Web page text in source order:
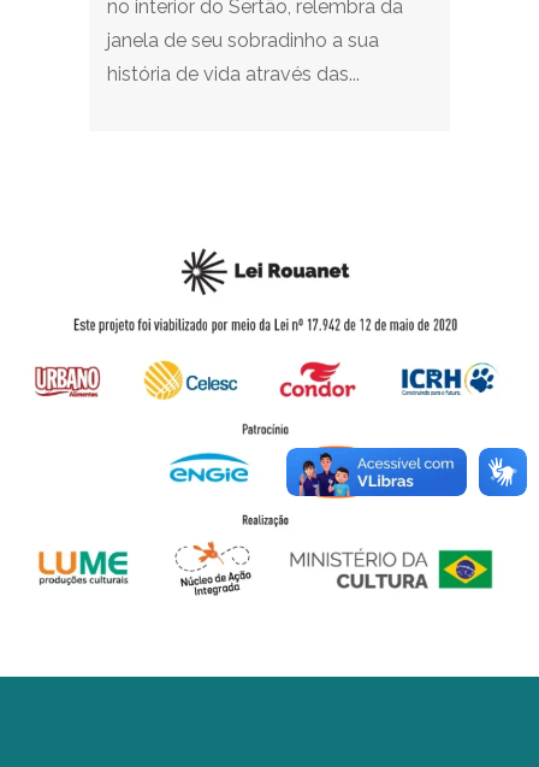
no interior do Sertão, relembra da
janela de seu sobradinho a sua
história de vida através das...